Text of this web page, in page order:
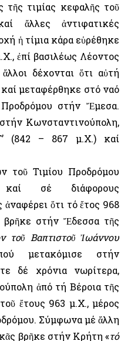
τῆς τιμίας κεφαλῆς τοῦ
ἄλλες ἀντιφατικές
ἡ τίμια κάρα εὑρέθηκε
ἐπί βασιλέως Λέοντος
δέχονται ὅτι αὐτή
μεταφέρθηκε στό ναό
στήν Ἔμεσα.
Κωνσταντινούπολη,
(842 – 867 μ.Χ.) καί
τοῦ Τιμίου Προδρόμου
καί σέ διάφορους
ὅτι τό ἔτος 968
στήν Ἔδεσσα τῆς
τοῦ Βαπτιστοῦ Ἰωάννου
μετακόμισε στήν
δέ χρόνια νωρίτερα,
ἀπό τή Βέροια τῆς
ἔτους 963 μ.Χ., μέρος
Σύμφωνα μέ ἄλλη
βρῆκε στήν Κρήτη «τό